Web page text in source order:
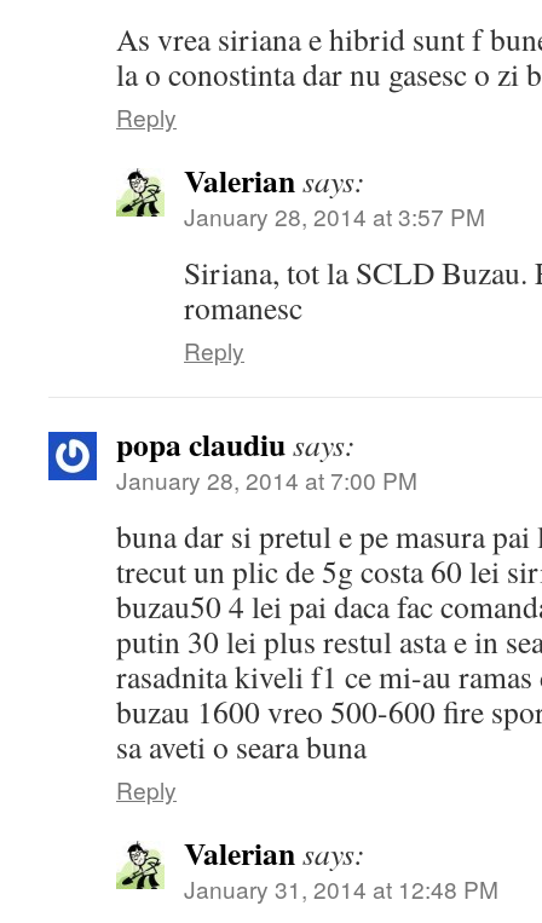
As vrea siriana e hibrid sunt f
la o conostinta dar nu gasesc o zi
Reply
Valeriansays:
January 28, 2014 at 3:57 PM
Siriana, tot la SCLD Buzau.
romanesc
Reply
popa claudiusays:
January 28, 2014 at 7:00 PM
buna dar si pretul e pe masura
trecut un plic de 5g costa 60 lei
buzau50 4 lei pai daca fac
putin 30 lei plus restul asta e in
rasadnita kiveli f1 ce mi-au
buzau 1600 vreo 500-600 fire
sa aveti o seara buna
Reply
Valeriansays:
January 31, 2014 at 12:48 PM